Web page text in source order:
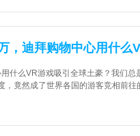
，迪拜购物中心用什么
什么VR游戏吸引全球土豪？我们总
竟然成了世界各国的游客竞相前